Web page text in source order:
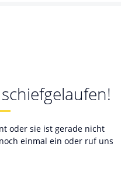
oder sie ist gerade nicht
einmal ein oder ruf uns